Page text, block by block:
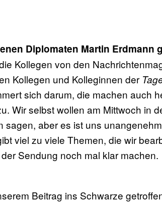
Diplomaten Martin Erdmann
Kollegen von den
Kollegen und Kolleginnen der
sich darum, die machen auch
Wir selbst wollen am Mittwoch in
sagen, aber es ist uns
viel zu viele Themen, die wir
Sendung noch mal klar machen.
Beitrag ins Schwarze